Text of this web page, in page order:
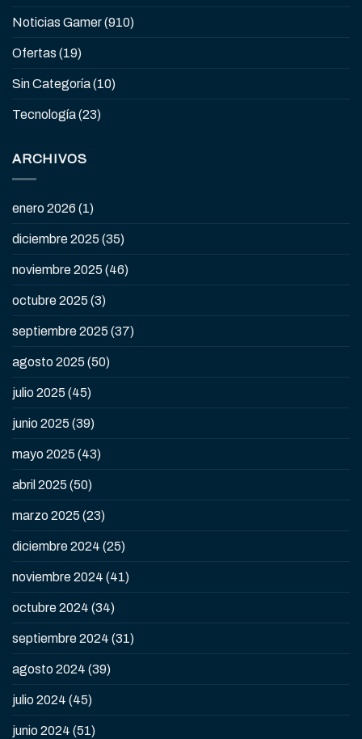
Noticias Gamer(910)
Ofertas (19)
Sin Categoría(10)
Tecnología(23)
ARCHIVOS
enero 2026 (1)
diciembre 2025 (35)
noviembre 2025 (46)
octubre 2025 (3)
septiembre 2025 (37)
agosto 2025 (50)
julio 2025 (45)
junio 2025 (39)
mayo 2025 (43)
abril 2025 (50)
marzo 2025 (23)
diciembre 2024 (25)
noviembre 2024 (41)
octubre 2024 (34)
septiembre 2024 (31)
agosto 2024 (39)
julio 2024 (45)
junio 2024 (51)